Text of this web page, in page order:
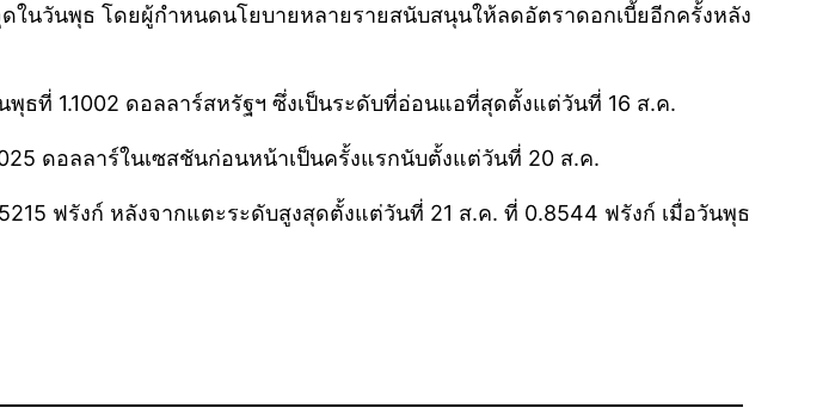
ในวันพุธ โดยผู้กำหนดนโยบายหลายรายสนับสนุนให้ลดอัตราดอกเบี้ยอีกครั้งหลัง
พุธที่ 1.1002 ดอลลาร์สหรัฐฯ ซึ่งเป็นระดับที่อ่อนแอที่สุดตั้งแต่วันที่ 16 ส.ค.
ดอลลาร์ในเซสชันก่อนหน้าเป็นครั้งแรกนับตั้งแต่วันที่ 20 ส.ค.
ฟรังก์ หลังจากแตะระดับสูงสุดตั้งแต่วันที่ 21 ส.ค. ที่ 0.8544 ฟรังก์ เมื่อวันพุธ